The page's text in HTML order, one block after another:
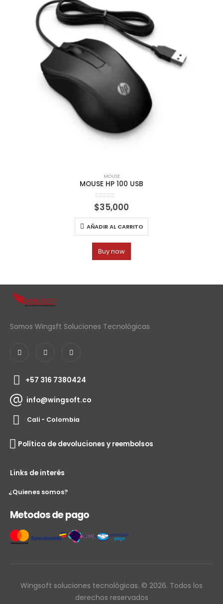
MOUSE
MOUSE HP 100 USB
0 out of 5
$35,000
AÑADIR AL CARRITO
Buy now
Somos Wingsft Soluciones Tecnológicas
+57 316 7380424
info@wingsoft.co
Cali - Colombia
Política de devoluciones y reembolsos
Links de interés
¿Quienes somos?
Metodos de pago
Wingsoft soluciones tecnológicas. © 2026. Todos los
derechos reservados